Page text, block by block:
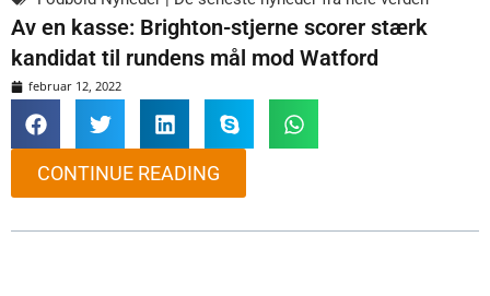
Av en kasse: Brighton-stjerne scorer stærk
kandidat til rundens mål mod Watford
februar 12, 2022
CONTINUE READING